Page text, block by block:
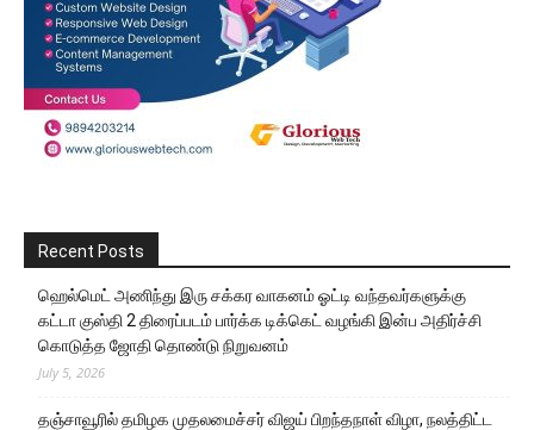
Recent Posts
ஹெல்மெட் அணிந்து இரு சக்கர வாகனம் ஓட்டி வந்தவர்களுக்கு
கட்டா குஸ்தி 2 திரைப்படம் பார்க்க டிக்கெட் வழங்கி இன்ப அதிர்ச்சி
கொடுத்த ஜோதி தொண்டு நிறுவனம்
July 5, 2026
தஞ்சாவூரில் தமிழக முதலமைச்சர் விஜய் பிறந்தநாள் விழா, நலத்திட்ட